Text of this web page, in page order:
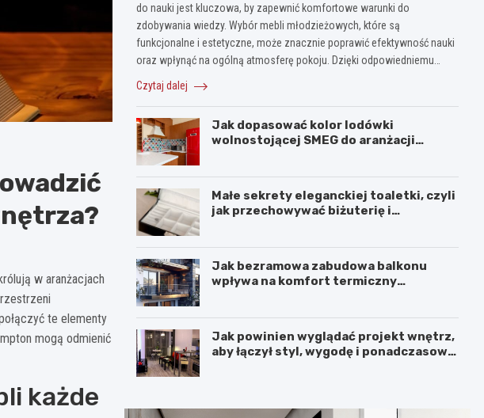
w aranżacjach
te elementy
mogą odmienić
każde
do nauki jest kluczowa, by zapewnić komfortowe warunki do
zdobywania wiedzy. Wybór mebli młodzieżowych, które są
funkcjonalne i estetyczne, może znacznie poprawić efektywność nauki
oraz wpłynąć na ogólną atmosferę pokoju. Dzięki odpowiedniemu…
Czytaj dalej
Jak dopasować kolor lodówki
wolnostojącej SMEG do aranżacji
Małe sekrety eleganckiej toaletki, czyli
jak przechowywać biżuterię i
Jak bezramowa zabudowa balkonu
wpływa na komfort termiczny
Jak powinien wyglądać projekt wnętrz,
aby łączył styl, wygodę i ponadczasową